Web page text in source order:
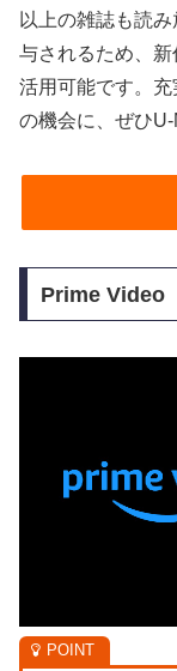
以上の雑誌も読
与されるため、
活用可能です。
の機会に、ぜひ
Prime Video